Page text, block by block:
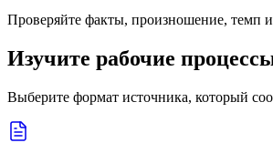
Проверяйте факты, произношение, темп
Изучите рабочие
Выберите формат источника, который